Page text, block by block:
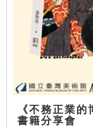
《不務正業
書籍分享會